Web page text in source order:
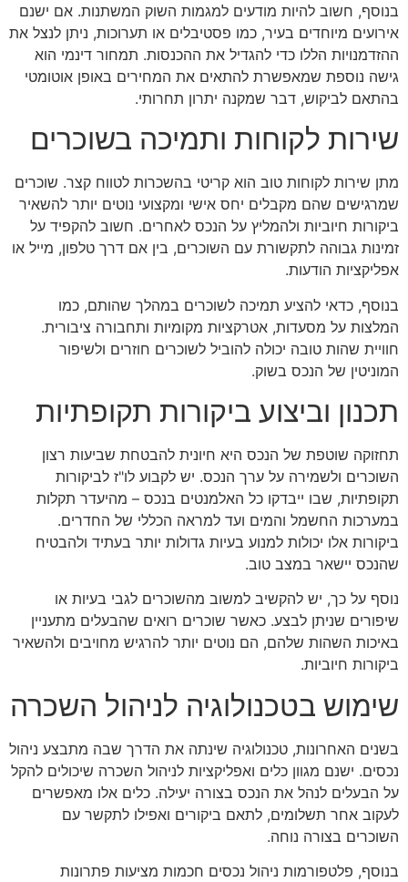
בנוסף, חשוב להיות מודעים למגמות השוק המשתנות. אם ישנם
אירועים מיוחדים בעיר, כמו פסטיבלים או תערוכות, ניתן לנצל את
ההזדמנויות הללו כדי להגדיל את ההכנסות. תמחור דינמי הוא
גישה נוספת שמאפשרת להתאים את המחירים באופן אוטומטי
בהתאם לביקוש, דבר שמקנה יתרון תחרותי.
שירות לקוחות ותמיכה בשוכרים
מתן שירות לקוחות טוב הוא קריטי בהשכרות לטווח קצר. שוכרים
שמרגישים שהם מקבלים יחס אישי ומקצועי נוטים יותר להשאיר
ביקורות חיוביות ולהמליץ על הנכס לאחרים. חשוב להקפיד על
זמינות גבוהה לתקשורת עם השוכרים, בין אם דרך טלפון, מייל או
אפליקציות הודעות.
בנוסף, כדאי להציע תמיכה לשוכרים במהלך שהותם, כמו
המלצות על מסעדות, אטרקציות מקומיות ותחבורה ציבורית.
חוויית שהות טובה יכולה להוביל לשוכרים חוזרים ולשיפור
המוניטין של הנכס בשוק.
תכנון וביצוע ביקורות תקופתיות
תחזוקה שוטפת של הנכס היא חיונית להבטחת שביעות רצון
השוכרים ולשמירה על ערך הנכס. יש לקבוע לו"ז לביקורות
תקופתיות, שבו ייבדקו כל האלמנטים בנכס – מהיעדר תקלות
במערכות החשמל והמים ועד למראה הכללי של החדרים.
ביקורות אלו יכולות למנוע בעיות גדולות יותר בעתיד ולהבטיח
שהנכס יישאר במצב טוב.
נוסף על כך, יש להקשיב למשוב מהשוכרים לגבי בעיות או
שיפורים שניתן לבצע. כאשר שוכרים רואים שהבעלים מתעניין
באיכות השהות שלהם, הם נוטים יותר להרגיש מחויבים ולהשאיר
ביקורות חיוביות.
שימוש בטכנולוגיה לניהול השכרה
בשנים האחרונות, טכנולוגיה שינתה את הדרך שבה מתבצע ניהול
נכסים. ישנם מגוון כלים ואפליקציות לניהול השכרה שיכולים להקל
על הבעלים לנהל את הנכס בצורה יעילה. כלים אלו מאפשרים
לעקוב אחר תשלומים, לתאם ביקורים ואפילו לתקשר עם
השוכרים בצורה נוחה.
בנוסף, פלטפורמות ניהול נכסים חכמות מציעות פתרונות